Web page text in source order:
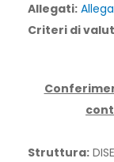
Allegati:
Criteri di
Struttura: